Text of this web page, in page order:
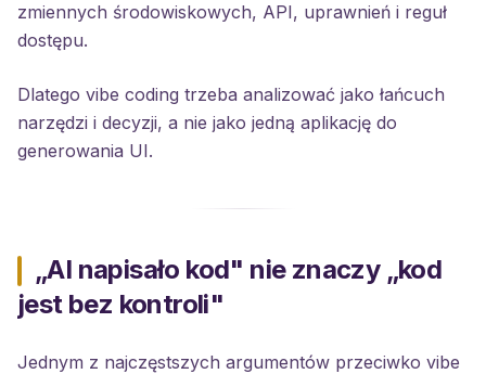
zmiennych środowiskowych, API, uprawnień i reguł
dostępu.
Dlatego vibe coding trzeba analizować jako łańcuch
narzędzi i decyzji, a nie jako jedną aplikację do
generowania UI.
„AI napisało kod" nie znaczy „kod
jest bez kontroli"
Jednym z najczęstszych argumentów przeciwko vibe